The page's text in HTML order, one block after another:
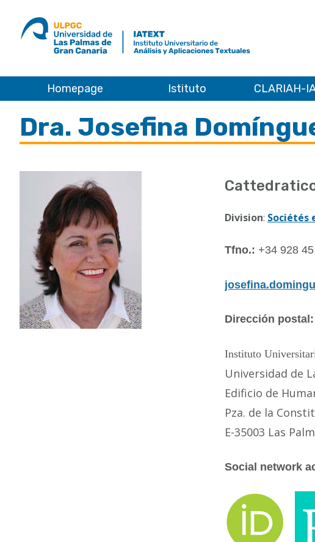
ULPGC
al
inicio
IATEXT
Homepage Istituto CLARIAH-
Dra. Josefina
Division: Sociétés
Tfno.: +34 928
Dirección postal:
Instituto
Universidad de
Edificio de
Pza. de la
E-35003 Las
Social network